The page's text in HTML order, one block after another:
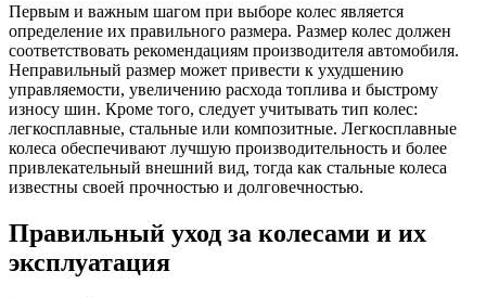
Первым и важным шагом при выборе колес является
определение их правильного размера. Размер колес должен
соответствовать рекомендациям производителя автомобиля.
Неправильный размер может привести к ухудшению
управляемости, увеличению расхода топлива и быстрому
износу шин. Кроме того, следует учитывать тип колес:
легкосплавные, стальные или композитные. Легкосплавные
колеса обеспечивают лучшую производительность и более
привлекательный внешний вид, тогда как стальные колеса
известны своей прочностью и долговечностью.
Правильный уход за колесами и их
эксплуатация